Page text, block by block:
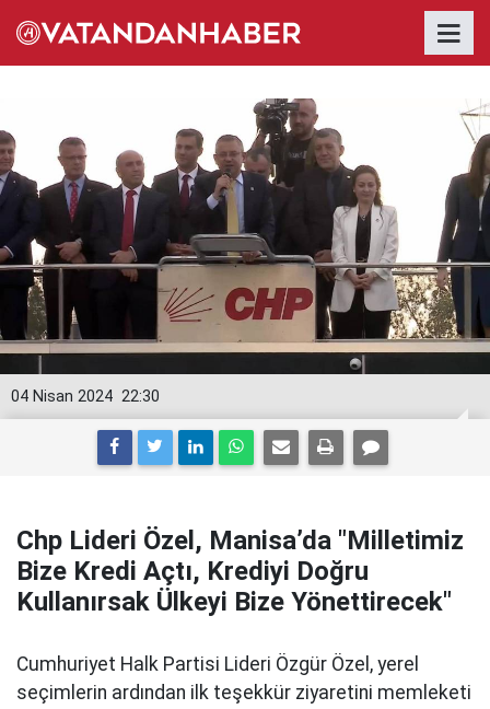
22:30
04 Nisan 2024
Chp Lideri Özel, Manisa’da "Milletimiz
Bize Kredi Açtı, Krediyi Doğru
Kullanırsak Ülkeyi Bize Yönettirecek"
Cumhuriyet Halk Partisi Lideri Özgür Özel, yerel
seçimlerin ardından ilk teşekkür ziyaretini memleketi